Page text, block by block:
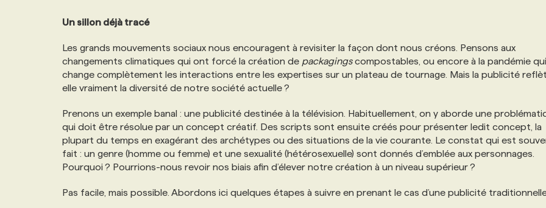
INITIATIVES NUMÉRIQUES
PRIX ET DISTINCTIONS
MARKETING DURABLE
GEO/SEO
NOS AUTEUR‧RICES
ANNONCEZ AVEC NOUS
PROFIL ENTREPRISE
FAQ
PROFIL CANDIDAT
ANNONCEZ AVEC NOUS
NOS PARCOURS DE FORMATIONS
FORMATIONS PERSONNALISÉES
POURQUOI CHOISIR NOS FORMATIONS
SERVICE DE CHASSE DE TÊTE
NOS TARIFS
Un sillon déjà tracé
Les grands mouvements sociaux nous encouragent à revisiter la façon dont nous créons. Pensons aux
changements climatiques qui ont forcé la création de packagingscompostables, ou encore à la pandémie qui
change complètement les interactions entre les expertises sur un plateau de tournage. Mais la publicité
elle vraiment la diversité de notre société actuelle ?
Prenons un exemple banal : une publicité destinée à la télévision. Habituellement, on y aborde une
qui doit être résolue par un concept créatif. Des scripts sont ensuite créés pour présenter ledit concept, la
plupart du temps en exagérant des archétypes ou des situations de la vie courante. Le constat qui est
fait : un genre (homme ou femme) et une sexualité (hétérosexuelle) sont donnés d’emblée aux personnages.
Pourquoi ? Pourrions-nous revoir nos biais afin d’élever notre création à un niveau supérieur ?
Pas facile, mais possible. Abordons ici quelques étapes à suivre en prenant le cas d’une publicité traditionnelle